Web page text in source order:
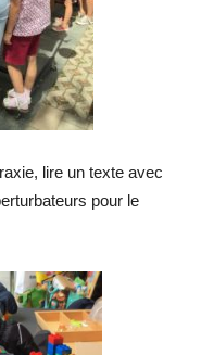
lire un texte avec
pour le